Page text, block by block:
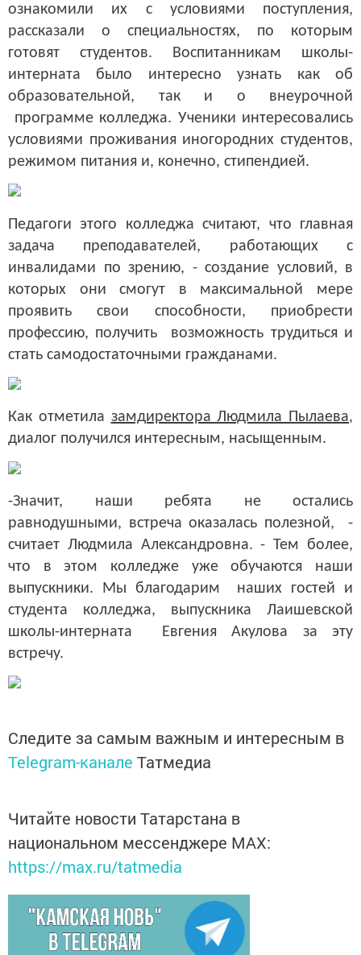
ознакомили их с условиями поступления,
рассказали о специальностях, по которым
готовят студентов. Воспитанникам школы-
интерната было интересно узнать как об
образовательной, так и о внеурочной
программе колледжа. Ученики интересовались
условиями проживания иногородних студентов,
режимом питания и, конечно, стипендией.
Педагоги этого колледжа считают, что главная
задача преподавателей, работающих с
инвалидами по зрению, - создание условий, в
которых они смогут в максимальной мере
проявить свои способности, приобрести
профессию, получить возможность трудиться и
стать самодостаточными гражданами.
Как отметила замдиректора Людмила Пылаева,
диалог получился интересным, насыщенным.
-Значит, наши ребята не остались
равнодушными, встреча оказалась полезной, -
считает Людмила Александровна. - Тем более,
что в этом колледже уже обучаются наши
выпускники. Мы благодарим наших гостей и
студента колледжа, выпускника Лаишевской
школы-интерната Евгения Акулова за эту
встречу.
Следите за самым важным и интересным в
Telegram-канале Татмедиа
Читайте новости Татарстана в
национальном мессенджере MАХ:
https://max.ru/tatmedia